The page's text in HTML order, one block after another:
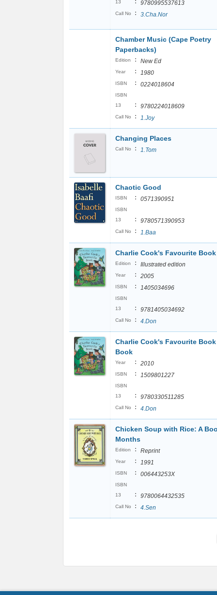
13 : 9780995537613
Call No : 3.Cha.Nor
Chamber Music (Cape Poetry
Paperbacks)
Edition : New Ed
Year : 1980
ISBN : 0224018604
ISBN
13
: 9780224018609
Call No : 1.Joy
Changing Places
Call No : 1.Tom
Chaotic Good
ISBN : 0571390951
ISBN
13
: 9780571390953
Call No : 1.Baa
Charlie Cook's Favourite Book
Edition : Illustrated edition
Year : 2005
ISBN : 1405034696
ISBN
13
: 9781405034692
Call No : 4.Don
Charlie Cook's Favourite
Book
Year : 2010
ISBN : 1509801227
ISBN
13
: 9780330511285
Call No : 4.Don
Chicken Soup with Rice: A
Months
Edition : Reprint
Year : 1991
ISBN : 006443253X
ISBN
13
: 9780064432535
Call No : 4.Sen